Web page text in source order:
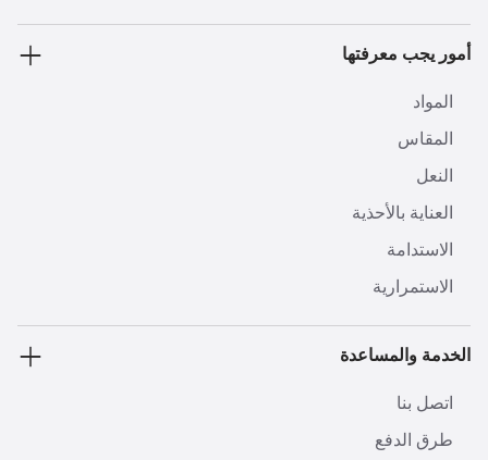
أمور يجب معرفتها
المواد
المقاس
النعل
العناية بالأحذية
الاستدامة
الاستمرارية
الخدمة والمساعدة
اتصل بنا
طرق الدفع